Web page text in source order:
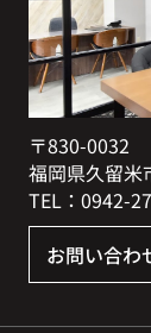
〒830-0032
福岡県久留米
TEL：0942-
お問い合わ